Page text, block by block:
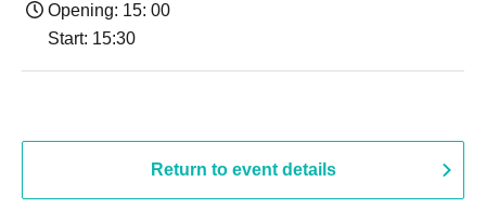
Opening: 15: 00
Start: 15:30
Return to event details